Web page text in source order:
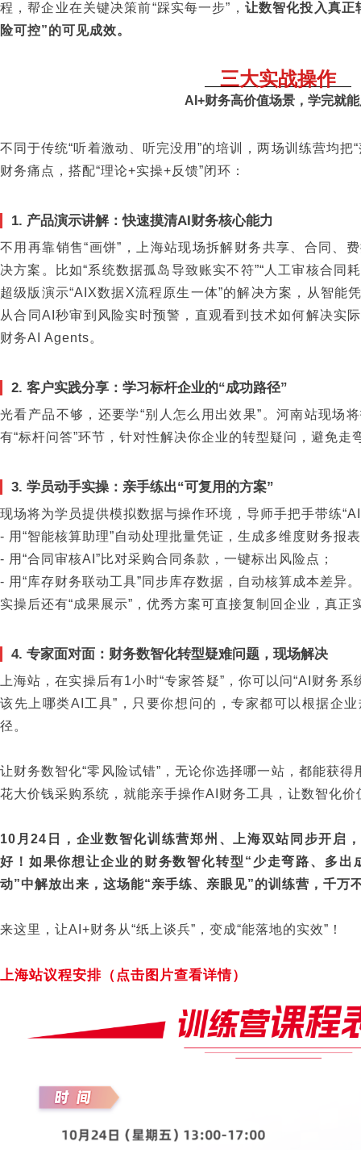
程，帮企业在关键决策前“踩实每一步”， 让数智化投入真正
险可控”的可见成效。
三大实战操作
AI+财务高价值场景，学完就
不同于传统“听着激动、听完没用”的培训，两场训练营均把
财务痛点，搭配“理论+实操+反馈”闭环：
1. 产品演示讲解：快速摸清AI财务核心能力
不用再靠销售“画饼”，上海站现场拆解财务共享、合同、
决方案。比如“系统数据孤岛导致账实不符”“人工审核合同
超级版演示“AIX数据X流程原生一体”的解决方案，从智能
从合同AI秒审到风险实时预警，直观看到技术如何解决实
财务AI Agents。
2. 客户实践分享：学习标杆企业的“成功路径”
光看产品不够，还要学“别人怎么用出效果”。河南站现场
有“标杆问答”环节，针对性解决你企业的转型疑问，避免走
3. 学员动手实操：亲手练出“可复用的方案”
现场将为学员提供模拟数据与操作环境，导师手把手带练
- 用“智能核算助理”自动处理批量凭证，生成多维度财务报
- 用“合同审核AI”比对采购合同条款，一键标出风险点；
- 用“库存财务联动工具”同步库存数据，自动核算成本差异
实操后还有“成果展示”，优秀方案可直接复制回企业，真正
4. 专家面对面：财务数智化转型疑难问题，现场解决
上海站，在实操后有1小时“专家答疑”，你可以问“AI财务
该先上哪类AI工具”，只要你想问的，专家都可以根据企
径。
让财务数智化“零风险试错”，无论你选择哪一站，都能获得
花大价钱采购系统，就能亲手操作AI财务工具，让数智化价
10月24日，企业数智化训练营郑州、上海双站同步开启
好！如果你想让企业的财务数智化转型“少走弯路、多出
动”中解放出来，这场能“亲手练、亲眼见”的训练营，千万
来这里，让AI+财务从“纸上谈兵”，变成“能落地的实效”！
上海站议程安排（点击图片查看详情）